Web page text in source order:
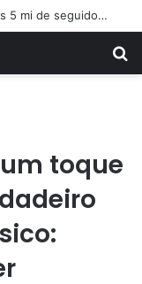
Vitória Souza: jovem pastora perto dos 5 mi de seguidores na web
toque